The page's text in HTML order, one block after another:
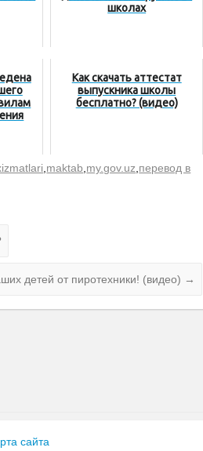
школах
Как скачать аттестат
выпускника школы
бесплатно? (видео)
maktab my.gov.uz перевод в
детей от пиротехники! (видео) →
сайта